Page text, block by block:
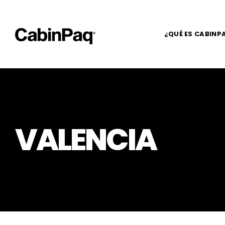
¿QUÉ ES
VALENCIA